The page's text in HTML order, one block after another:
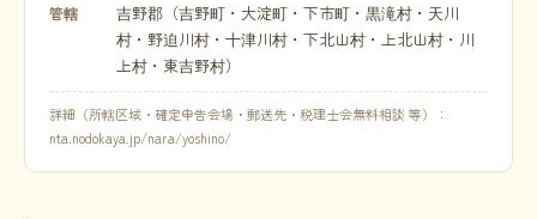
管轄
吉野郡（吉野町・大淀町・下市町・黒滝村・天川
村・野迫川村・十津川村・下北山村・上北山村・川
上村・東吉野村）
詳細（所轄区域・確定申告会場・郵送先・税理士会無料相談 等）：
nta.nodokaya.jp/nara/yoshino/